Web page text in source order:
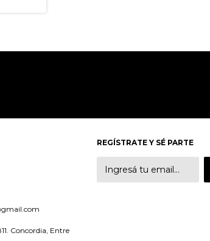
Concordia, Entre
REGÍSTRATE Y SÉ PARTE